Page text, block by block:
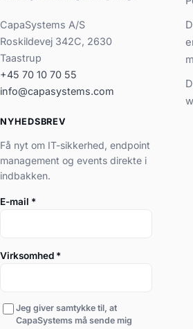
CapaSystems A/S
Roskildevej 342C, 2630
Taastrup
+45 70 10 70 55
info@capasystems.com
NYHEDSBREV
Få nyt om IT-sikkerhed, endpoint
management og events direkte i
indbakken.
E-mail *
Virksomhed *
Jeg giver samtykke til, at
CapaSystems må sende mig